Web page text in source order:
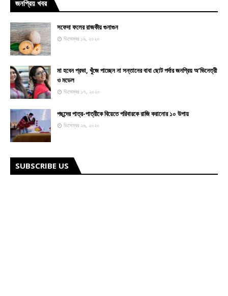
জনপ্রিয় খবর
সফেদা ফলের রাজকীয় গুনাগুন
ডিসেম্বর ১৯, ২০২০
মা হবেন প্রভা, খুঁজে পাচ্ছেন না সন্তানের বাবা ছোট পর্দার জনপ্রিয় অ’ভিনেত্রী
ও মডেল
ডিসেম্বর ১৭, ২০২০
পছন্দের পাত্র-পাত্রীকে বিয়েতে পরিবারকে রাজি করানোর ১০ উপায়
ডিসেম্বর ২৬, ২০২০
SUBSCRIBE US